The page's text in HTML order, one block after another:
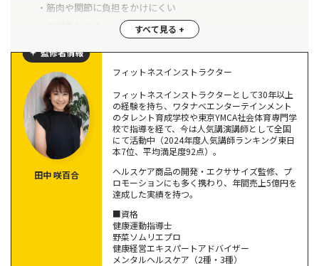
筋肉や関節に負担をかけにくい
【部位別】初心者・女性におすすめの自重トレーニング8選
スクワット｜下半身
【応用】ブルガリアンスクワット
プランク｜腹筋・体幹
【応用】ツイストプランク
クランチ｜腹筋
プッシュアップ（腕立て伏せ）｜上半身
【応用】ナロープッシュアップ
【自重最強】インバーテッドロウ｜上半身
1週間の自重トレーニングメニュー例
初心者向け｜無理なくはじめる1週間メニュー
監修者情報
田中 咲百合
フィットネスインストラクター
フィットネスインストラクターとして30年以上
の経験を持ち、ワタナベエンターテインメント
のタレント育成学校や東京YMCA社会体育専門学
校で指導を経て、今は人気講演講師として全国
にて活動中（2024年度人気講師ランキング東日
本7位、平均満足度92点）。
ヘルスケア商品の開発・エクササイズ監修、プ
ロモーションにも多く携わり、年間売上5億円を
達成した実績を持つ。
■資格
健康運動指導士
野菜ソムリエプロ
健康経営エキスパートアドバイザー
メンタルヘルスケア（2種・3種）